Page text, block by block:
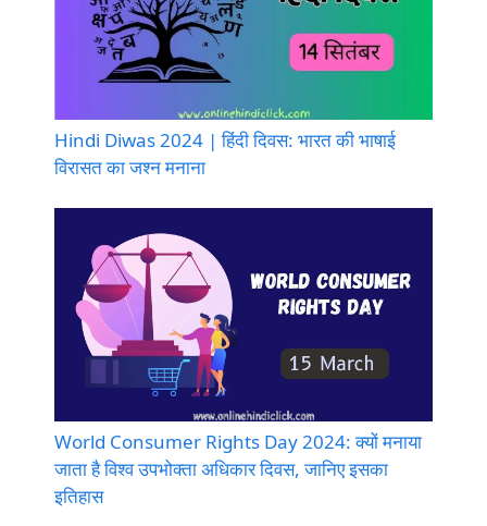
Hindi Diwas 2024 | हिंदी दिवस: भारत की भाषाई
विरासत का जश्न मनाना
World Consumer Rights Day 2024: क्यों मनाया
जाता है विश्व उपभोक्ता अधिकार दिवस, जानिए इसका
इतिहास